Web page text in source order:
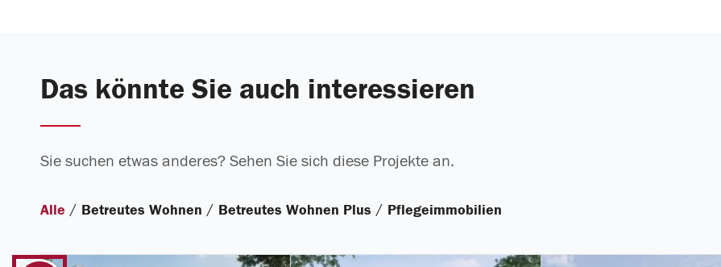
Das könnte Sie auch interessieren
Sie suchen etwas anderes? Sehen Sie sich diese Projekte an.
Alle / Betreutes Wohnen / Betreutes Wohnen Plus / Pflegeimmobilien